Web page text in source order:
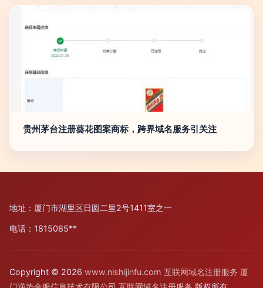
贵州茅台注册葵花图案商标，跨界域名服务引关注
地址：厦门市湖里区日圆二里2号1411室之一
电话：1815085**
Copyright © 2026 www.nishijinfu.com 互联网域名注册服务 厦